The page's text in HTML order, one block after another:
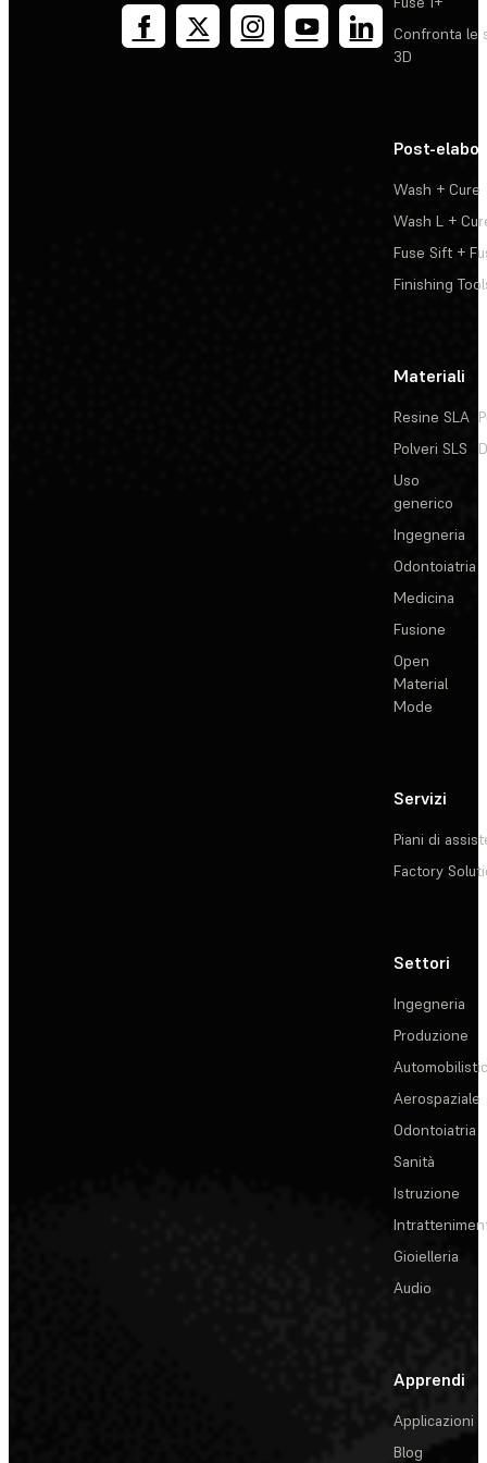
Confronta le
3D
Post-
Wash + Cure
Wash L +
Fuse Sift +
Finishing
Materiali
Resine SLA
Polveri SLS
Uso
generico
Ingegneria
Odontoiatria
Medicina
Fusione
Open
Material
Mode
Servizi
Piani di
Factory
Settori
Ingegneria
Produzione
Aerospaziale
Odontoiatria
Sanità
Istruzione
Gioielleria
Audio
Apprendi
Applicazioni
Blog